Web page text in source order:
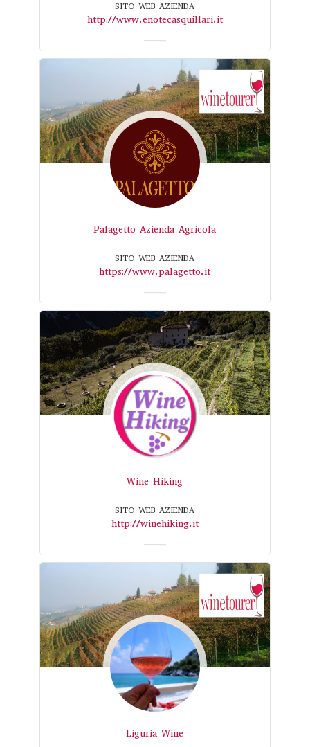
SITO WEB AZIENDA
http://www.enotecasquillari.it
Palagetto Azienda Agricola
SITO WEB AZIENDA
https://www.palagetto.it
Wine Hiking
SITO WEB AZIENDA
http://winehiking.it
Liguria Wine